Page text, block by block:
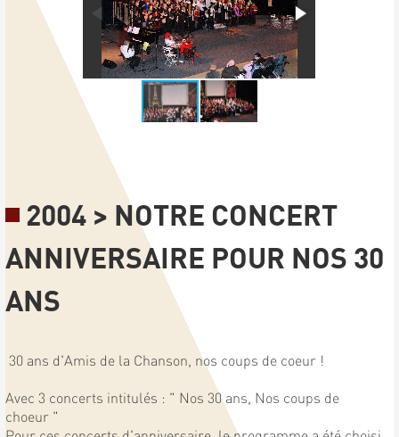
2004 > NOTRE CONCERT
ANNIVERSAIRE POUR NOS 30
ANS
30 ans d'Amis de la Chanson, nos coups de coeur !
Avec 3 concerts intitulés : " Nos 30 ans, Nos coups de
choeur "